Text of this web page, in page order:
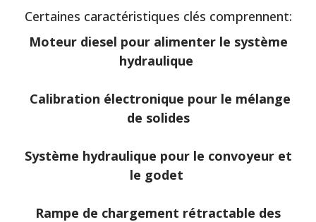
Certaines caractéristiques clés comprennent:
Moteur diesel pour alimenter le système
hydraulique
Calibration électronique pour le mélange
de solides
Système hydraulique pour le convoyeur et
le godet
Rampe de chargement rétractable des